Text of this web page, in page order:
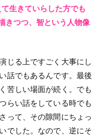
生きていらした方でも
きつつ、智という人物像
じる上ですごく大事にし
話でもあるんです。最後
苦しい場面が続く。でも
らい話をしている時でも
って、その隙間にちょっ
でした。なので、逆にそ